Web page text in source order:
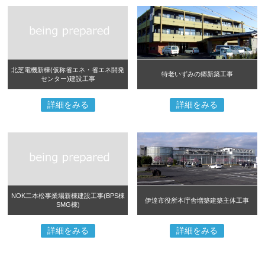
北芝電機新棟(仮称省エネ・省エネ開発
センター)建設工事
詳細をみる
特老いずみの郷新築工事
詳細をみる
NOK二本松事業場新棟建設工事(BPS棟
SMG棟)
詳細をみる
伊達市役所本庁舎増築建築主体工事
詳細をみる